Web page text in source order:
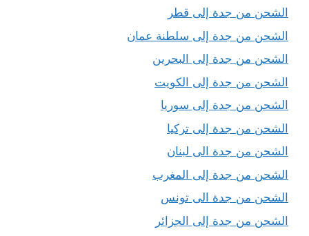
الشحن من جدة إلى قطر
الشحن من جدة إلى سلطنة عمان
الشحن من جدة إلى البحرين
الشحن من جدة إلى الكويت
الشحن من جدة إلى سوريا
الشحن من جدة إلى تركيا
الشحن من جدة الى لبنان
الشحن من جدة إلى المغرب
الشحن من جدة الى تونس
الشحن من جدة إلى الجزائر